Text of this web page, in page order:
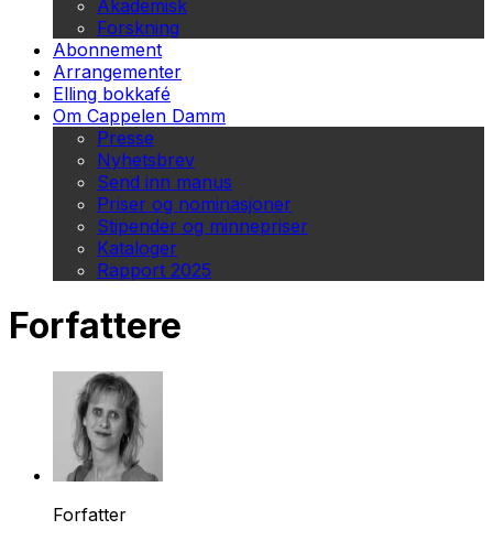
Akademisk
Forskning
Abonnement
Arrangementer
Elling bokkafé
Om Cappelen Damm
Presse
Nyhetsbrev
Send inn manus
Priser og nominasjoner
Stipender og minnepriser
Kataloger
Rapport 2025
Forfattere
Forfatter